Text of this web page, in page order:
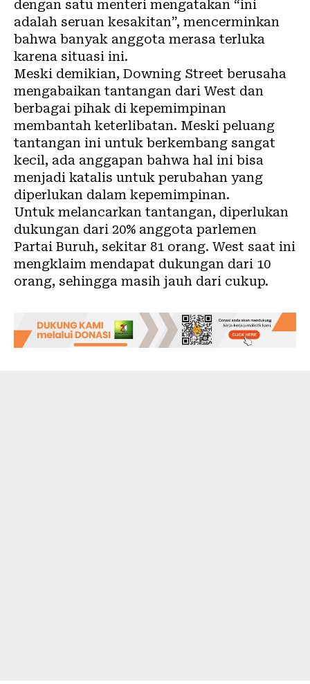
dengan satu menteri mengatakan “ini
adalah seruan kesakitan”, mencerminkan
bahwa banyak anggota merasa terluka
karena situasi ini.
Meski demikian, Downing Street berusaha
mengabaikan tantangan dari West dan
berbagai pihak di kepemimpinan
membantah keterlibatan. Meski peluang
tantangan ini untuk berkembang sangat
kecil, ada anggapan bahwa hal ini bisa
menjadi katalis untuk perubahan yang
diperlukan dalam kepemimpinan.
Untuk melancarkan tantangan, diperlukan
dukungan dari 20% anggota parlemen
Partai Buruh, sekitar 81 orang. West saat ini
mengklaim mendapat dukungan dari 10
orang, sehingga masih jauh dari cukup.